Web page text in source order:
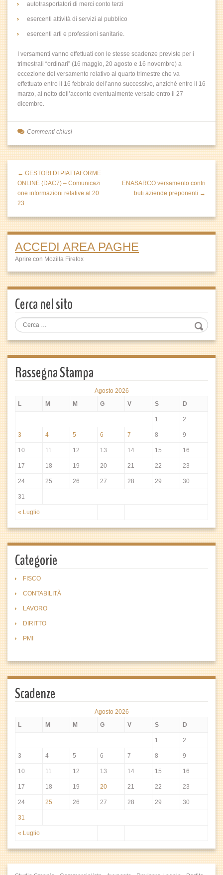
autotrasportatori di merci conto terzi
esercenti attività di servizi al pubblico
esercenti arti e professioni sanitarie.
I versamenti vanno effettuati con le stesse scadenze previste per i
trimestrali “ordinari” (16 maggio, 20 agosto e 16 novembre) a
eccezione del versamento relativo al quarto trimestre che va
effettuato entro il 16 febbraio dell’anno successivo, anziché entro il 16
marzo, al netto dell’acconto eventualmente versato entro il 27
dicembre.
Commenti chiusi
← GESTORI DI PIATTAFORME
ONLINE (DAC7) – Comunicazi
one informazioni relative al 20
23
ENASARCO versamento contri
buti aziende preponenti →
ACCEDI AREA PAGHE
Aprire con Mozilla Firefox
Cerca nel sito
Rassegna Stampa
Agosto 2026
L
M M G V S D
« Luglio
1 2
3 4 5 6 7 8 9
10 11 12 13 14 15 16
17 18 19 20 21 22 23
24 25 26 27 28 29 30
31
Categorie
FISCO
CONTABILITÀ
LAVORO
DIRITTO
PMI
Scadenze
Agosto 2026
L
M M G V S D
« Luglio
1 2
3 4 5 6 7 8 9
10 11 12 13 14 15 16
17 18 19 20 21 22 23
24 25 26 27 28 29 30
31